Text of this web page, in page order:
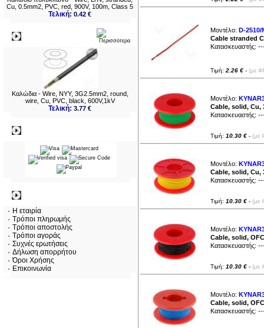
Cu, 0.5mm2, PVC, red, 900V, 100m, Class 5
Τελική:0.42 €
Καλώδια - Wire, NYY, 3G2.5mm2, round,
wire, Cu, PVC, black, 600V,1kV
Τελική:3.77 €
Η εταιρία
Τρόποι πληρωμής
Τρόποι αποστολής
Τρόποι αγοράς
Συχνές ερωτήσεις
Δήλωση απορρήτου
Όροι Χρήσης
Επικοινωνία
Μοντέλο: D-2510/
Cable stranded
Κατασκευαστής:
Τιμή: 2.26 € - (με
Μοντέλο:
Cable, solid, Cu,
Κατασκευαστής:
Τιμή: 10.30 € - (με
Μοντέλο:
Cable, solid, Cu,
Κατασκευαστής:
Τιμή: 10.30 € - (με
Μοντέλο:
Cable, solid,
Κατασκευαστής:
Τιμή: 10.30 € - (με
Μοντέλο:
Cable, solid,
Κατασκευαστής: